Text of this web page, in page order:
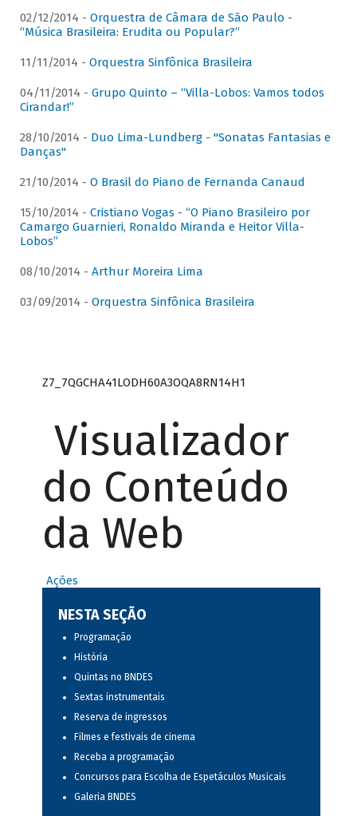
02/12/2014 - Orquestra de Câmara de São Paulo -
“Música Brasileira: Erudita ou Popular?”
11/11/2014 - Orquestra Sinfônica Brasileira
04/11/2014 - Grupo Quinto – “Villa-Lobos: Vamos todos
Cirandar!”
28/10/2014 - Duo Lima-Lundberg - "Sonatas Fantasias e
Danças"
21/10/2014 - O Brasil do Piano de Fernanda Canaud
15/10/2014 - Cristiano Vogas - “O Piano Brasileiro por
Camargo Guarnieri, Ronaldo Miranda e Heitor Villa-
Lobos”
08/10/2014 - Arthur Moreira Lima
03/09/2014 - Orquestra Sinfônica Brasileira
Z7_7QGCHA41LODH60A3OQA8RN14H1
Visualizador
do Conteúdo
da Web
Ações
NESTA SEÇÃO
Programação
História
Quintas no BNDES
Sextas instrumentais
Reserva de ingressos
Filmes e festivais de cinema
Receba a programação
Concursos para Escolha de Espetáculos Musicais
Galeria BNDES